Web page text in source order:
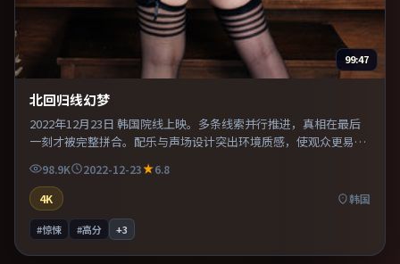
99:47
北回归线幻梦
2022年12月23日 韩国院线上映。多条线索并行推进，真相在最后
一刻才被完整拼合。配乐与声场设计突出环境质感，使观众更易沉
浸其中。片尾留白意味深长，值得二刷细品台词与构图。
98.9K 2022-12-23
6.8
4K
韩国
#惊悚 #高分 +3